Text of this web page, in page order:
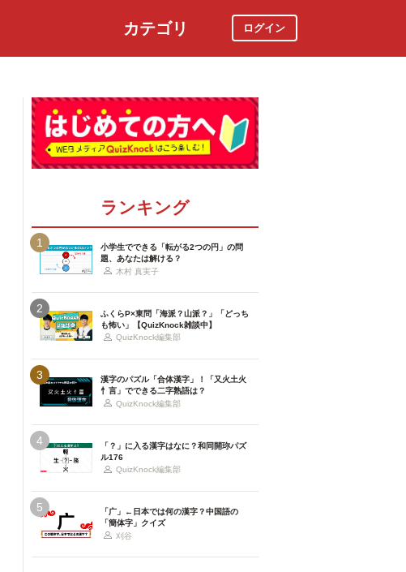
カテゴリ ログイン
ランキング
1
小学生でできる「転がる2つの円」の問
題、あなたは解ける？
木村 真実子
2
ふくらP×東問「海派？山派？」「どっち
も怖い」【QuizKnock雑談中】
QuizKnock編集部
3
漢字のパズル「合体漢字」！「又火土火
忄言」でできる二字熟語は？
QuizKnock編集部
4
「？」に入る漢字はなに？和同開珎パズ
ル176
QuizKnock編集部
5
「广」←日本では何の漢字？中国語の
「簡体字」クイズ
刈谷